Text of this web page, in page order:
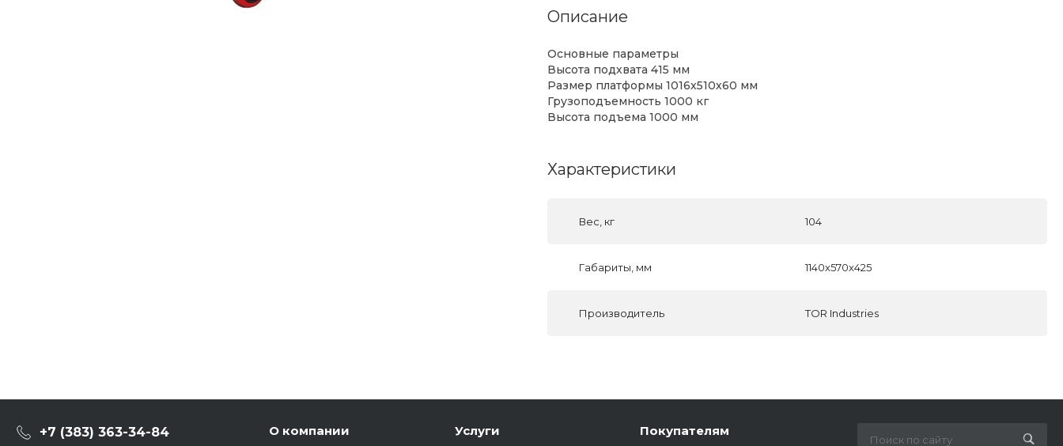
Описание
Основные параметры
Высота подхвата 415 мм
Размер платформы 1016х510х60 мм
Грузоподъемность 1000 кг
Высота подъема 1000 мм
Характеристики
Вес, кг 104
Габариты, мм 1140х570х425
Производитель TOR Industries
+7 (383) 363-34-84 О компании Услуги Покупателям